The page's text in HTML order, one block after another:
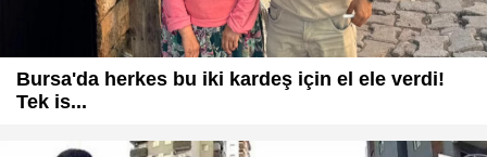
Bursa'da herkes bu iki kardeş için el ele verdi!
Tek is...